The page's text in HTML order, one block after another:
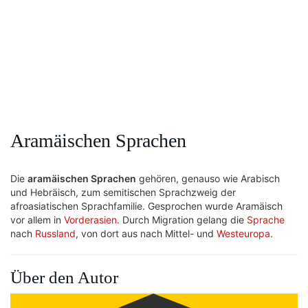
Aramäischen Sprachen
Die aramäischen Sprachen gehören, genauso wie Arabisch
und Hebräisch, zum semitischen Sprachzweig der
afroasiatischen Sprachfamilie. Gesprochen wurde Aramäisch
vor allem in Vorderasien. Durch Migration gelang die Sprache
nach Russland, von dort aus nach Mittel- und Westeuropa.
Über den Autor